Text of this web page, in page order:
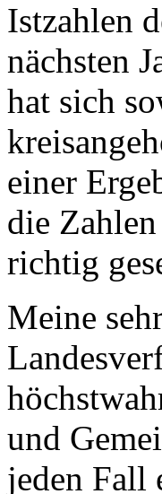
Istzahlen
nächsten
hat sich
einer
die
richtig
Meine
und
jeden Fall